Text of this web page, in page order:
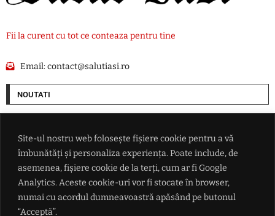
Site-ul nostru web folosește fișiere cookie pentru a vă
îmbunătăți și personaliza experiența. Poate include, de
asemenea, fișiere cookie de la terți, cum ar fi Google
Analytics. Aceste cookie-uri vor fi stocate în browser,
numai cu acordul dumneavoastră apăsând pe butonul
“Acceptă”.
Fii la curent cu tot ce conteaza pentru tine
Email:contact@salutiasi.ro
NOUTATI
milimetri pare să fi descoperit secretul nemuririi
Marco Brenner a câștigat cea de-a 83-a ediţie a Turului Poloniei
Favorit pentru Palatul Victoria, Alexandru Nazare evită răspunsul
direct: 'Discuțiile se poartă între partide'